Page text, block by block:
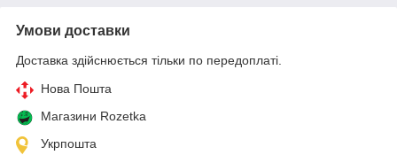
Умови доставки
Доставка здійснюється тільки по передоплаті.
Нова Пошта
Магазини Rozetka
Укрпошта